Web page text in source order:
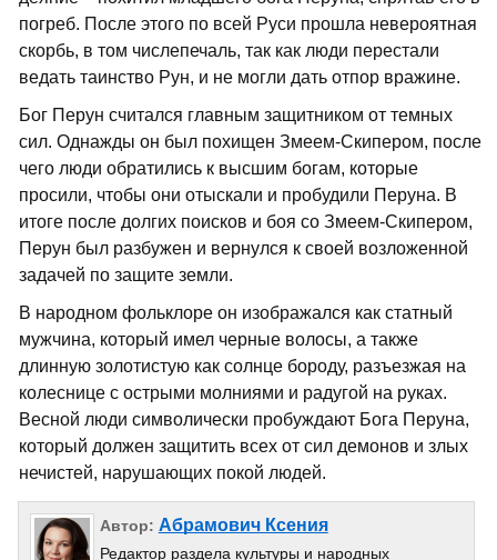
погреб. После этого по всей Руси прошла невероятная
скорбь, в том числепечаль, так как люди перестали
ведать таинство Рун, и не могли дать отпор вражине.
Бог Перун считался главным защитником от темных
сил. Однажды он был похищен Змеем-Скипером, после
чего люди обратились к высшим богам, которые
просили, чтобы они отыскали и пробудили Перуна. В
итоге после долгих поисков и боя со Змеем-Скипером,
Перун был разбужен и вернулся к своей возложенной
задачей по защите земли.
В народном фольклоре он изображался как статный
мужчина, который имел черные волосы, а также
длинную золотистую как солнце бороду, разъезжая на
колеснице с острыми молниями и радугой на руках.
Весной люди символически пробуждают Бога Перуна,
который должен защитить всех от сил демонов и злых
нечистей, нарушающих покой людей.
Автор: Абрамович Ксения
Редактор раздела культуры и народных